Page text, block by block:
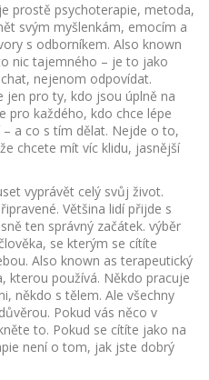
prostě psychoterapie, metoda,
svým myšlenkám, emocím a
s odborníkem. Also known
nic tajemného – je to jako
nejenom odpovídat.
jen pro ty, kdo jsou úplně na
pro každého, kdo chce lépe
a co s tím dělat. Nejde o to,
chcete mít víc klidu, jasnější
vyprávět celý svůj život.
Většina lidí přijde s
ten správný začátek. výběr
se kterým se cítíte
. Also known as terapeutický
kterou používá. Někdo pracuje
někdo s tělem. Ale všechny
Pokud vás něco v
to. Pokud se cítíte jako na
není o tom, jak jste dobrý